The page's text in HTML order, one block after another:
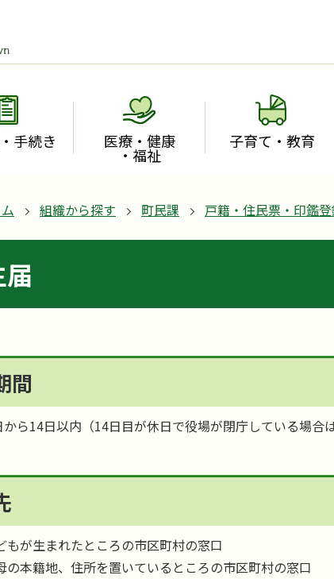
手続き 医療・健康
・福祉
子育て・教育
組織から探す 町民課 戸籍・住民票・印鑑
間
ら14日以内（14日目が休日で役場が閉庁している場合
もが生まれたところの市区町村の窓口
の本籍地、住所を置いているところの市区町村の窓口